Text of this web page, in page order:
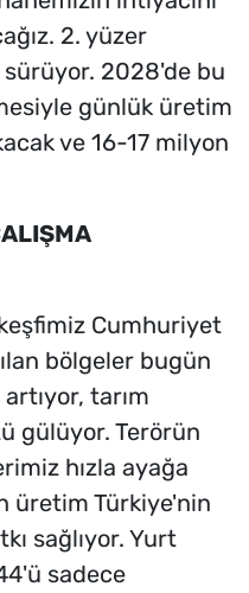
2. yüzer
2028'de bu
günlük üretim
ve 16-17 milyon
Cumhuriyet
bölgeler bugün
tarım
gülüyor. Terörün
hızla ayağa
üretim Türkiye'nin
sağlıyor. Yurt
sadece